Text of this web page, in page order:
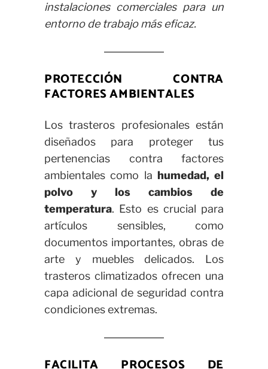
instalaciones comerciales para un
entorno de trabajo más eficaz.
PROTECCIÓN CONTRA
FACTORES AMBIENTALES
Los trasteros profesionales están
diseñados para proteger tus
pertenencias contra factores
ambientales como la humedad, el
polvo y los cambios de
temperatura. Esto es crucial para
artículos sensibles, como
documentos importantes, obras de
arte y muebles delicados. Los
trasteros climatizados ofrecen una
capa adicional de seguridad contra
condiciones extremas.